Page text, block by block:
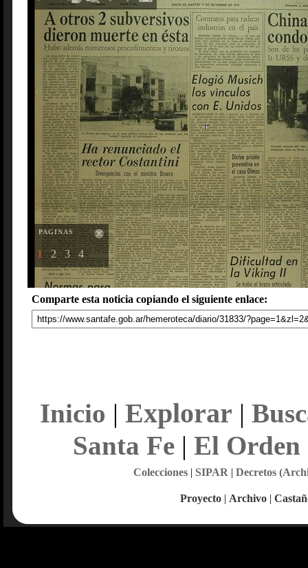
PAGINAS
1 2 3 4
Comparte esta noticia copiando el siguiente enlace:
Inicio | Explorar |
Santa Fe| El Orden
Colecciones| SIPAR | Decretos
Proyecto | Archivo |